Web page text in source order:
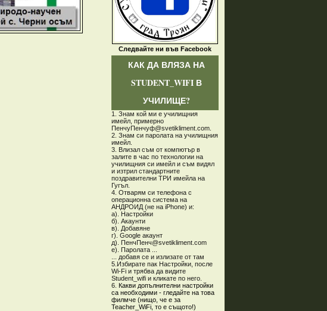
Следвайте ни във Facebook
КАК ДА ВЛЯЗА НА
STUDENT_WIFI В
УЧИЛИЩЕ?
1. Знам кой ми е училищния
имейл, примерно
ПенчуПенчуф@svetikliment.com.
2. Знам си паролата на училищния
имейл.
3. Влизал съм от компютър в
залите в час по технологии на
училищния си имейл и съм видял
и изтрил стандартните
поздравителни ТРИ имейла на
Гугъл.
4. Отварям си телефона с
операционна система на
АНДРОИД (не на iPhone) и:
а). Настройки
б). Акаунти
в). Добавяне
г). Google акаунт
д). ПенчПенч@svetikliment.com
е). Паролата ...
... добавя се и излизате от там
5.Избирате пак Настройки, после
Wi-Fi и трябва да видите
Student_wifi и кликате по него.
6. Какви допълнителни настройки
са необходими - гледайте на това
филмче (нищо, че е за
Teacher_WiFi, то е същото!)